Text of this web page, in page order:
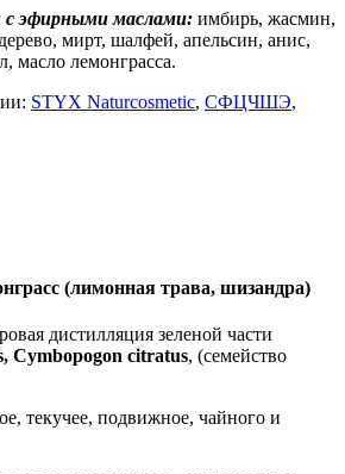
с эфирными маслами: имбирь, жасмин,
мирт, шалфей, апельсин, анис,
масло лемонграсса.
STYX Naturcosmetic, СФЦЧШЭ,
(лимонная трава, шизандра)
дистилляция зеленой части
Cymbopogon citratus, (семейство
текучее, подвижное, чайного и